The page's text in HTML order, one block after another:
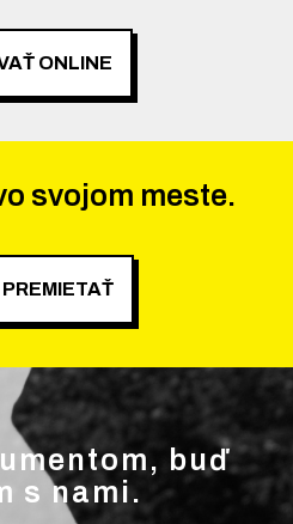
ONLINE
svojom meste.
buď
s nami.